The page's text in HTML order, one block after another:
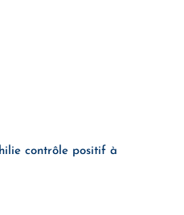
contrôle positif à